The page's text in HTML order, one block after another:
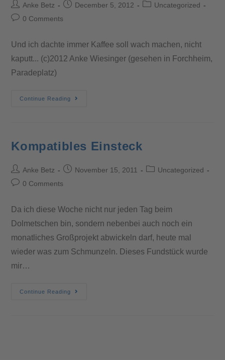
Anke Betz December 5, 2012
Uncategorized
0 Comments
Und ich dachte immer Kaffee soll wach machen, nicht
kaputt... (c)2012 Anke Wiesinger (gesehen in Forchheim,
Paradeplatz)
Continue Reading
Kompatibles Einsteck
Anke Betz November 15, 2011
Uncategorized
0 Comments
Da ich diese Woche nicht nur jeden Tag beim
Dolmetschen bin, sondern nebenbei auch noch ein
monatliches Großprojekt abwickeln darf, heute mal
wieder was zum Schmunzeln. Dieses Fundstück wurde
mir…
Continue Reading